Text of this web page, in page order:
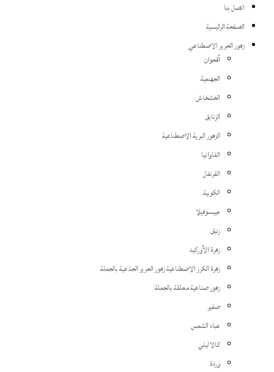
اتصل بنا
الصفحة الرئيسية
زهور الحرير الاصطناعي
أقحوان
الجهنمية
الخشخاش
الزنابق
الزهور البرية الاصطناعية
الفاوانيا
القرنفل
الكوبية
جيبسوفيلا
زنبق
زهرة الأوركيد
زهرة الكرز الاصطناعية زهور الحرير الجذعية بالجملة
زهور صناعية معلقة بالجملة
صفير
عباد الشمس
كالا ليلي
وَردَة